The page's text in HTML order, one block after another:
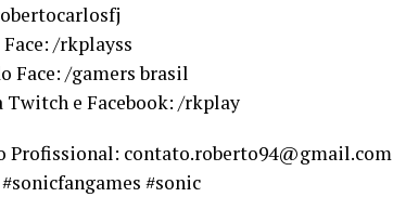
Face: /rkplayss
Face: /gamers brasil
Twitch e Facebook: /rkplay
contato.roberto94@gmail.com
#sonic